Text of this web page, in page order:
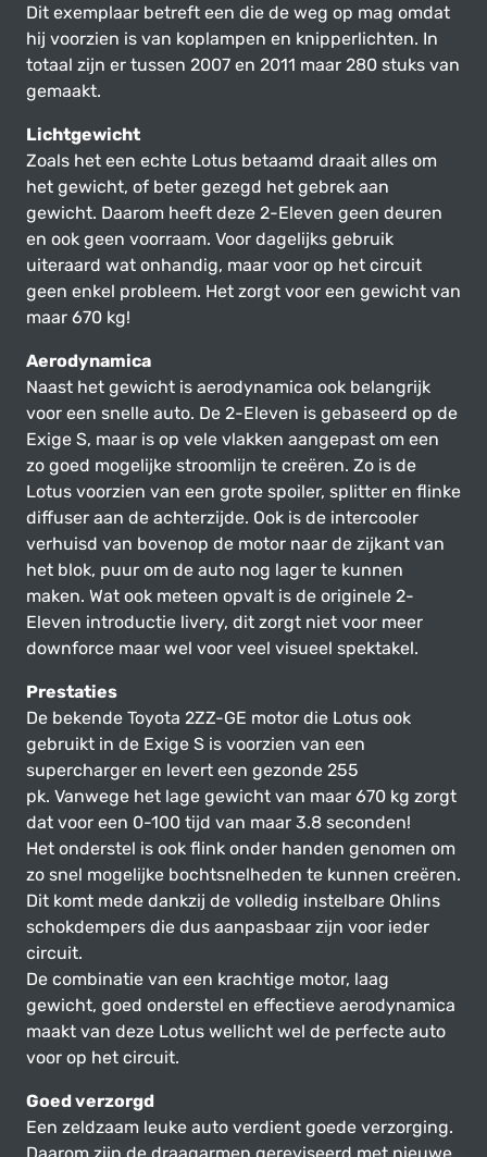
Dit exemplaar betreft een die de weg op mag omdat
hij voorzien is van koplampen en knipperlichten. In
totaal zijn er tussen 2007 en 2011 maar 280 stuks van
gemaakt.
Lichtgewicht
Zoals het een echte Lotus betaamd draait alles om
het gewicht, of beter gezegd het gebrek aan
gewicht. Daarom heeft deze 2-Eleven geen deuren
en ook geen voorraam. Voor dagelijks gebruik
uiteraard wat onhandig, maar voor op het circuit
geen enkel probleem. Het zorgt voor een gewicht van
maar 670 kg!
Aerodynamica
Naast het gewicht is aerodynamica ook belangrijk
voor een snelle auto. De 2-Eleven is gebaseerd op de
Exige S, maar is op vele vlakken aangepast om een
zo goed mogelijke stroomlijn te creëren. Zo is de
Lotus voorzien van een grote spoiler, splitter en flinke
diffuser aan de achterzijde. Ook is de intercooler
verhuisd van bovenop de motor naar de zijkant van
het blok, puur om de auto nog lager te kunnen
maken. Wat ook meteen opvalt is de originele 2-
Eleven introductie livery, dit zorgt niet voor meer
downforce maar wel voor veel visueel spektakel.
Prestaties
De bekende Toyota 2ZZ-GE motor die Lotus ook
gebruikt in de Exige S is voorzien van een
supercharger en levert een gezonde 255
pk. Vanwege het lage gewicht van maar 670 kg zorgt
dat voor een 0-100 tijd van maar 3.8 seconden!
Het onderstel is ook flink onder handen genomen om
zo snel mogelijke bochtsnelheden te kunnen creëren.
Dit komt mede dankzij de volledig instelbare Ohlins
schokdempers die dus aanpasbaar zijn voor ieder
circuit.
De combinatie van een krachtige motor, laag
gewicht, goed onderstel en effectieve aerodynamica
maakt van deze Lotus wellicht wel de perfecte auto
voor op het circuit.
Goed verzorgd
Een zeldzaam leuke auto verdient goede verzorging.